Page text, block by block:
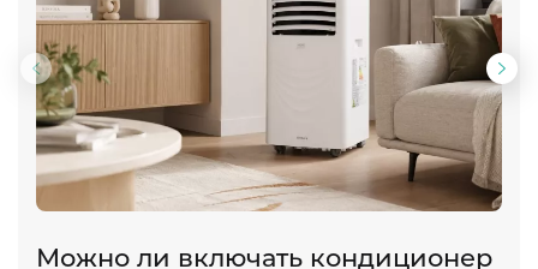
Предыдущий
слайд
Можно ли включать кондиционер